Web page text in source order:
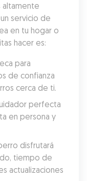
altamente
servicio de
en tu hogar o
hacer es:
para
de confianza
cerca de ti.
perfecta
en persona y
disfrutará
tiempo de
actualizaciones